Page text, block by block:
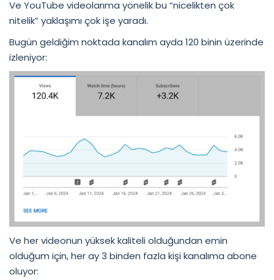
Ve YouTube videolarıma yönelik bu “nicelikten çok
nitelik” yaklaşımı çok işe yaradı.
Bugün geldiğim noktada kanalım ayda 120 binin üzerinde
izleniyor:
Ve her videonun yüksek kaliteli olduğundan emin
olduğum için, her ay 3 binden fazla kişi kanalıma abone
oluyor: